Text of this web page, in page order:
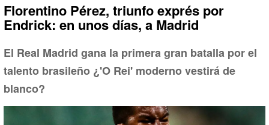
Florentino Pérez, triunfo exprés por
Endrick: en unos días, a Madrid
El Real Madrid gana la primera gran batalla por el
talento brasileño ¿'O Rei' moderno vestirá de
blanco?